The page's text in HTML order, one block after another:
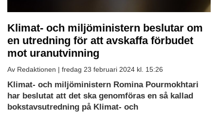
Klimat- och miljöministern beslutar om
en utredning för att avskaffa förbudet
mot uranutvinning
Av Redaktionen | fredag 23 februari 2024 kl. 15:26
Klimat- och miljöministern Romina Pourmokhtari
har beslutat att det ska genomföras en så kallad
bokstavsutredning på Klimat- och